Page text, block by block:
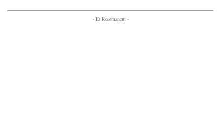
- Et Recomanem -